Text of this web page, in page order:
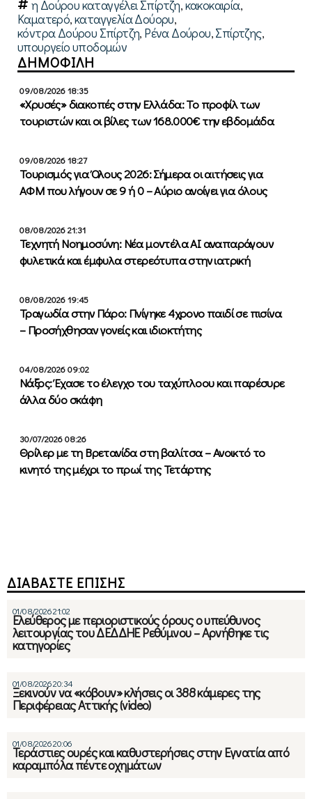
η Δούρου καταγγέλει Σπίρτζη,κακοκαιρία,
Καματερό,καταγγελία Δούορυ,
κόντρα Δούρου Σπίρτζη, Ρένα Δούρου,Σπίρτζης,
υπουργείο υποδομών
ΔΗΜΟΦΙΛΗ
09/08/2026 18:35
«Χρυσές» διακοπές στην Ελλάδα: Το προφίλ των
τουριστών και οι βίλες των 168.000€ την εβδομάδα
09/08/2026 18:27
Τουρισμός για Όλους 2026: Σήμερα οι αιτήσεις για
ΑΦΜ που λήγουν σε 9 ή 0 – Αύριο ανοίγει για όλους
08/08/2026 21:31
Τεχνητή Νοημοσύνη: Νέα μοντέλα ΑΙ αναπαράγουν
φυλετικά και έμφυλα στερεότυπα στην ιατρική
08/08/2026 19:45
Τραγωδία στην Πάρο: Πνίγηκε 4χρονο παιδί σε πισίνα
– Προσήχθησαν γονείς και ιδιοκτήτης
04/08/2026 09:02
Νάξος: Έχασε το έλεγχο του ταχύπλοου και παρέσυρε
άλλα δύο σκάφη
30/07/2026 08:26
Θρίλερ με τη Βρετανίδα στη βαλίτσα – Ανοικτό το
κινητό της μέχρι το πρωί της Τετάρτης
ΔΙΑΒΑΣΤΕ ΕΠΙΣΗΣ
01/08/2026 21:02
Ελεύθερος με περιοριστικούς όρους ο υπεύθυνος
λειτουργίας του ΔΕΔΔΗΕ Ρεθύμνου – Αρνήθηκε τις
κατηγορίες
01/08/2026 20:34
Ξεκινούν να «κόβουν» κλήσεις οι 388 κάμερες της
Περιφέρειας Αττικής (video)
01/08/2026 20:06
Τεράστιες ουρές και καθυστερήσεις στην Εγνατία από
καραμπόλα πέντε οχημάτων